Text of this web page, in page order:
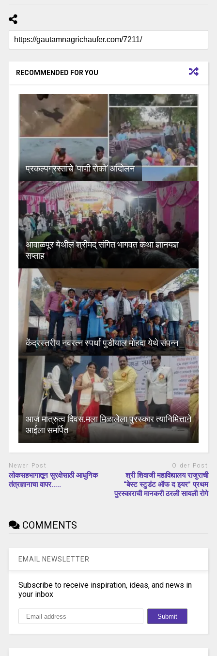
RECOMMENDED FOR YOU
प्रकल्पग्रस्तांचे ‘पाणी रोको’ आंदोलन
आवाळपूर येथील श्रीमद् संगित भागवत कथा ज्ञानयज्ञ
सप्ताह
केंद्रस्तरीय नवरत्न स्पर्धा पुडीयाल मोहदा येथे संपन्न
आज मात्रुत्व दिवस.मला मिळालेला पुरस्कार त्यानिमित्ताने
आईला समर्पित
Newer Post
लोकसहभागातून सुरक्षेसाठी आधुनिक
तंत्रज्ञानाचा वापर…..
Older Post
श्री शिवाजी महाविद्यालय राजुराची
“बेस्ट स्टुडंट ऑफ द इयर” प्रथम
पुरस्काराची मानकरी ठरली सायली रोगे
COMMENTS
EMAIL NEWSLETTER
Subscribe to receive inspiration, ideas, and news in
your inbox